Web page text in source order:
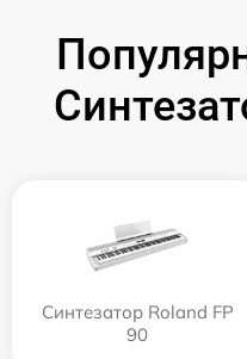
Синтезатор Roland FP
90